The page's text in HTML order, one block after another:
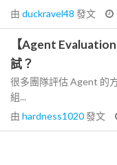
由 duckravel48 發文
【Agent
試？
很多團隊評估 Agent 的
組...
由 hardness1020發文